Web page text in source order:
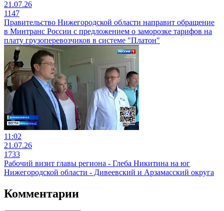
21.07.26
1147
Правительство Нижегородской области направит обращение
в Минтранс России с предложением о заморозке тарифов на
плату грузоперевозчиков в системе "Платон"
11:02
21.07.26
1733
Рабочий визит главы региона - Глеба Никитина на юг
Нижегородской области - Дивеевский и Арзамасский округа
Комментарии